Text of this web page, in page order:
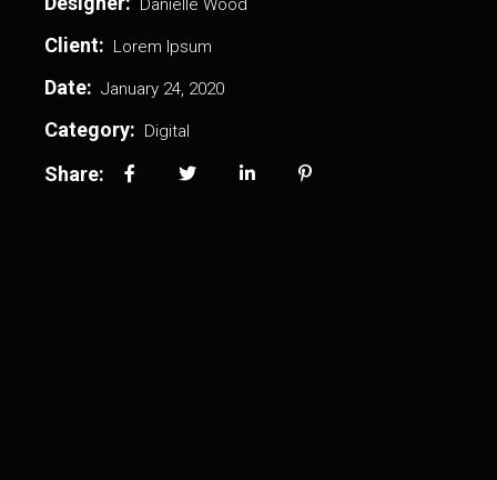
Danielle Wood
Client: Lorem Ipsum
Date: January 24, 2020
Category: Digital
Share: